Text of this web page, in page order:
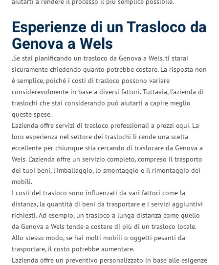
Esperienze di un Trasloco da
Genova a Wels
.Se stai pianificando un trasloco da Genova a Wels, ti starai
sicuramente chiedendo quanto potrebbe costare. La risposta non
è semplice, poiché i costi di trasloco possono variare
considerevolmente in base a diversi fattori. Tuttavia, l’azienda di
traslochi che stai considerando può aiutarti a capire meglio
queste spese.
L’azienda offre servizi di trasloco professionali a prezzi equi. La
loro esperienza nel settore dei traslochi li rende una scelta
eccellente per chiunque stia cercando di traslocare da Genova a
Wels. L’azienda offre un servizio completo, compreso il trasporto
dei tuoi beni, l’imballaggio, lo smontaggio e il rimontaggio dei
mobili.
I costi del trasloco sono influenzati da vari fattori come la
distanza, la quantità di beni da trasportare e i servizi aggiuntivi
richiesti. Ad esempio, un trasloco a lunga distanza come quello
da Genova a Wels tende a costare di più di un trasloco locale.
Allo stesso modo, se hai molti mobili o oggetti pesanti da
trasportare, il costo potrebbe aumentare.
L’azienda offre un preventivo personalizzato in base alle esigenze